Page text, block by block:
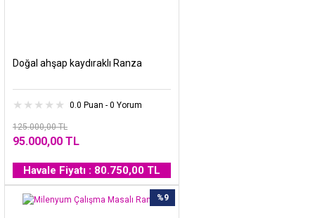
Doğal ahşap kaydıraklı Ranza
0.0 Puan - 0 Yorum
125.000,00 TL
95.000,00 TL
Havale Fiyatı : 80.750,00 TL
%9